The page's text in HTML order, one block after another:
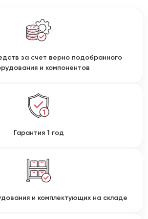
за счет верно подобранного
и компонентов
Гарантия 1 год
и комплектующих на складе